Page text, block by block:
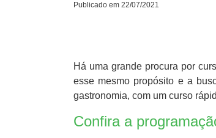
Publicado em 22/07/2021
Há uma grande procura por
esse mesmo propósito e a
gastronomia, com um curso
Confira a